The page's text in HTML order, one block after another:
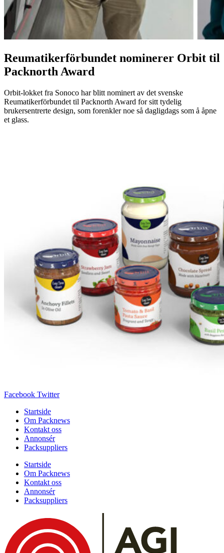
Reumatikerförbundet nominerer Orbit til
Packnorth Award
Orbit-lokket fra Sonoco har blitt nominert av det svenske
Reumatikerförbundet til Packnorth Award for sitt tydelig
brukersentrerte design, som forenkler noe så dagligdags som å åpne
et glass.
Facebook Twitter
Startside
Om Packnews
Kontakt oss
Annonsér
Packsuppliers
Startside
Om Packnews
Kontakt oss
Annonsér
Packsuppliers